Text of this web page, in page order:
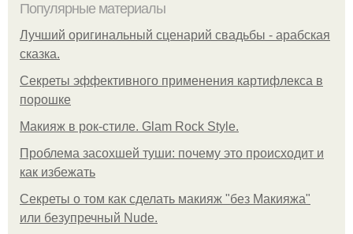
Популярные материалы
Лучший оригинальный сценарий свадьбы - арабская
сказка.
Секреты эффективного применения картифлекса в
порошке
Макияж в рок-стиле. Glam Rock Style.
Проблема засохшей туши: почему это происходит и
как избежать
Секреты о том как сделать макияж "без Макияжа"
или безупречный Nude.